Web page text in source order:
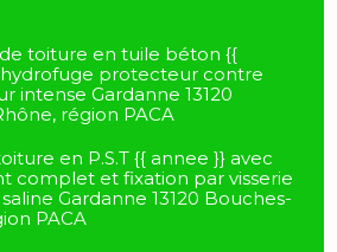
toiture en tuile béton {{
hydrofuge protecteur contre
intense Gardanne 13120
région PACA
en P.S.T {{ annee }} avec
complet et fixation par visserie
Gardanne 13120 Bouches-
PACA